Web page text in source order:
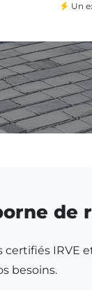
Un
de
certifiés IRVE
besoins.